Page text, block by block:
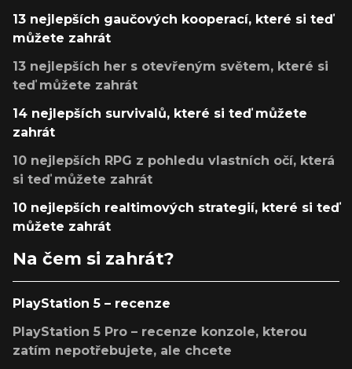
13 nejlepších gaučových kooperací, které si teď
můžete zahrát
13 nejlepších her s otevřeným světem, které si
teď můžete zahrát
14 nejlepších survivalů, které si teď můžete
zahrát
10 nejlepších RPG z pohledu vlastních očí, která
si teď můžete zahrát
10 nejlepších realtimových strategií, které si teď
můžete zahrát
Na čem si zahrát?
PlayStation 5 – recenze
PlayStation 5 Pro – recenze konzole, kterou
zatím nepotřebujete, ale chcete